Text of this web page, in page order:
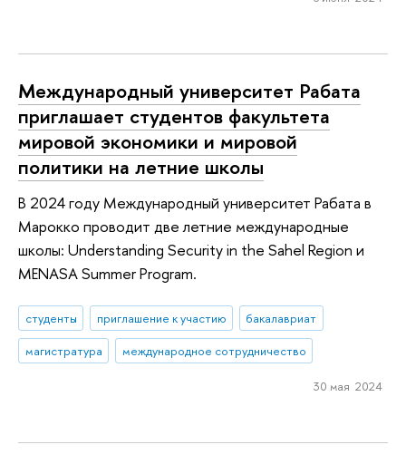
Международный университет Рабата
приглашает студентов факультета
мировой экономики и мировой
политики на летние школы
В 2024 году Международный университет Рабата в
Марокко проводит две летние международные
школы: Understanding Security in the Sahel Region и
MENASA Summer Program.
студенты приглашение к участию
бакалавриат
магистратура
международное сотрудничество
30 мая 2024